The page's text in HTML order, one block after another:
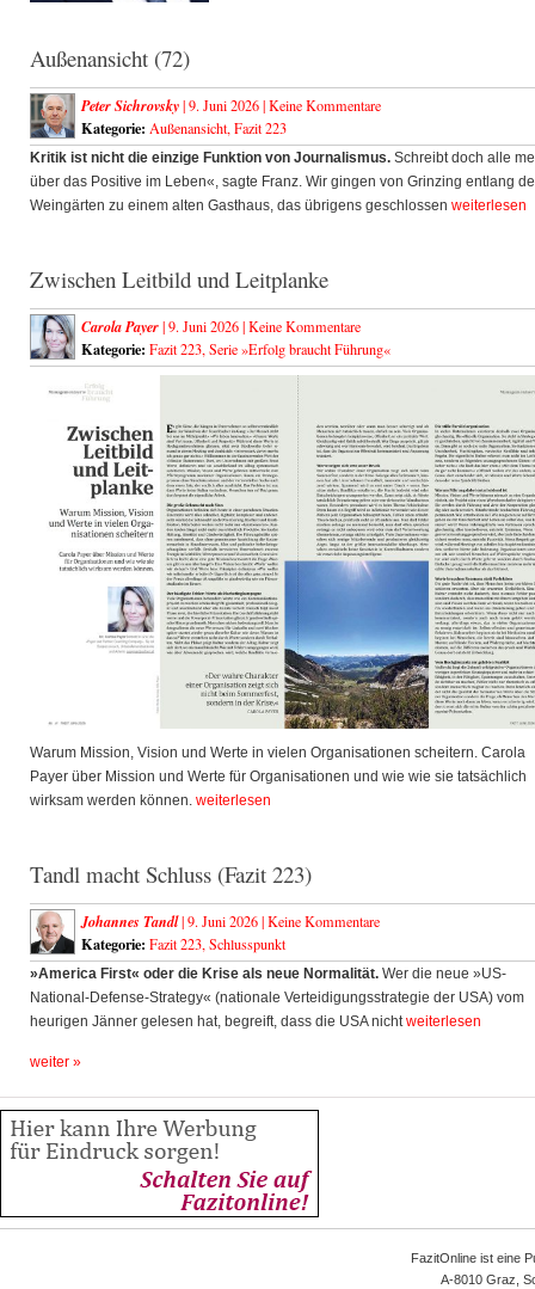
Außenansicht (72)
Peter Sichrovsky| 9. Juni 2026 |Keine Kommentare
Kategorie: Außenansicht, Fazit 223
Kritik ist nicht die einzige Funktion von Journalismus. Schreibt doch alle
über das Positive im Leben«, sagte Franz. Wir gingen von Grinzing entlang
Weingärten zu einem alten Gasthaus, das übrigens geschlossen weiterlesen
Zwischen Leitbild und Leitplanke
Carola Payer| 9. Juni 2026 |Keine Kommentare
Kategorie: Fazit 223, Serie »Erfolg braucht Führung«
Warum Mission, Vision und Werte in vielen Organisationen scheitern. Carola
Payer über Mission und Werte für Organisationen und wie wie sie tatsächlich
wirksam werden können. weiterlesen
Tandl macht Schluss (Fazit 223)
Johannes Tandl| 9. Juni 2026 |Keine Kommentare
Kategorie: Fazit 223, Schlusspunkt
»America First« oder die Krise als neue Normalität. Wer die neue »US-
National-Defense-Strategy« (nationale Verteidigungsstrategie der USA) vom
heurigen Jänner gelesen hat, begreift, dass die USA nichtweiterlesen
weiter »
FazitOnline ist eine
A-8010 Graz,